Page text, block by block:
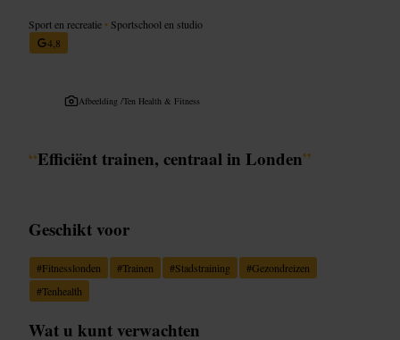
Sport en recreatie • Sportschool en studio
4,8
Afbeelding /Ten Health & Fitness
“Efficiënt trainen, centraal in Londen”
Geschikt voor
#Fitnesslonden #Trainen #Stadstraining #Gezondreizen
#Tenhealth
Wat u kunt verwachten